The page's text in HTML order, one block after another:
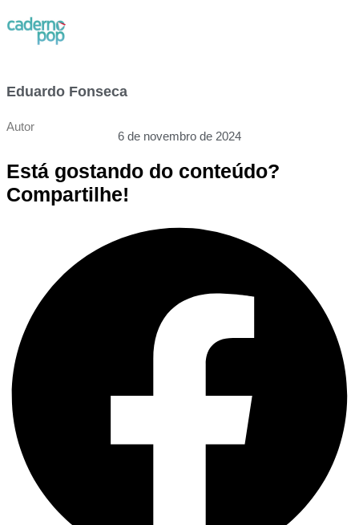
Eduardo Fonseca
Autor
6 de novembro de 2024
Está gostando do conteúdo?
Compartilhe!